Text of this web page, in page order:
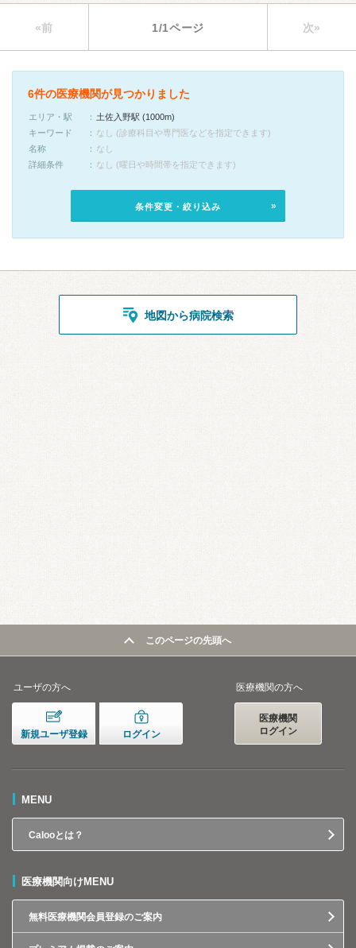
«前 1/1ページ 次»
6件の医療機関が見つかりました
エリア・駅
土佐入野駅 (1000m)
キーワード
なし (診療科目や専門医などを指定できます)
名称
なし
詳細条件
なし (曜日や時間帯を指定できます)
条件変更・絞り込み
地図から病院検索
このページの先頭へ
ユーザの方へ
新規ユーザ登録 ログイン
医療機関の方へ
医療機関
ログイン
MENU
Calooとは？
医療機関向けMENU
無料医療機関会員登録のご案内